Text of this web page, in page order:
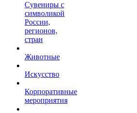
Сувениры с
символикой
России,
регионов,
стран
Животные
Искусство
Корпоративные
мероприятия